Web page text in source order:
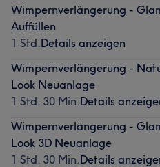
Wimpernverlängerung -
Auffüllen
1 Std.Details anzeigen
Wimpernverlängerung -
Look Neuanlage
1 Std. 30 Min.Details
Wimpernverlängerung -
Look 3D Neuanlage
1 Std. 30 Min.Details